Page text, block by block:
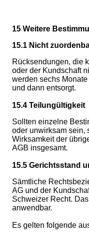
15 Weitere
15.1 Nicht
Rücksendungen, die
oder der Kundschaft
werden sechs
und dann entsorgt.
15.4 Teilungültigkeit
Sollten einzelne
oder unwirksam sein,
Wirksamkeit der
AGB insgesamt.
15.5 Gerichtsstand
Sämtliche
AG und der
Schweizer Recht.
anwendbar.
Es gelten folgende